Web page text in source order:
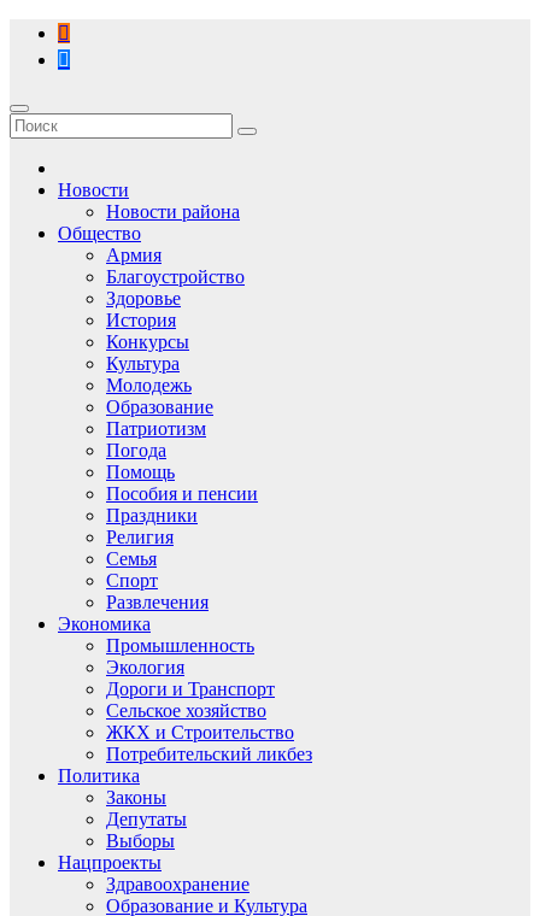
Перейти
содержимому
Новости
Новости района
Общество
Армия
Благоустройство
Здоровье
История
Конкурсы
Культура
Молодежь
Образование
Патриотизм
Погода
Помощь
Пособия и пенсии
Праздники
Религия
Семья
Спорт
Развлечения
Экономика
Промышленность
Экология
Дороги и Транспорт
Сельское хозяйство
ЖКХ и Строительство
Потребительский ликбез
Политика
Законы
Депутаты
Выборы
Нацпроекты
Здравоохранение
Образование и Культура